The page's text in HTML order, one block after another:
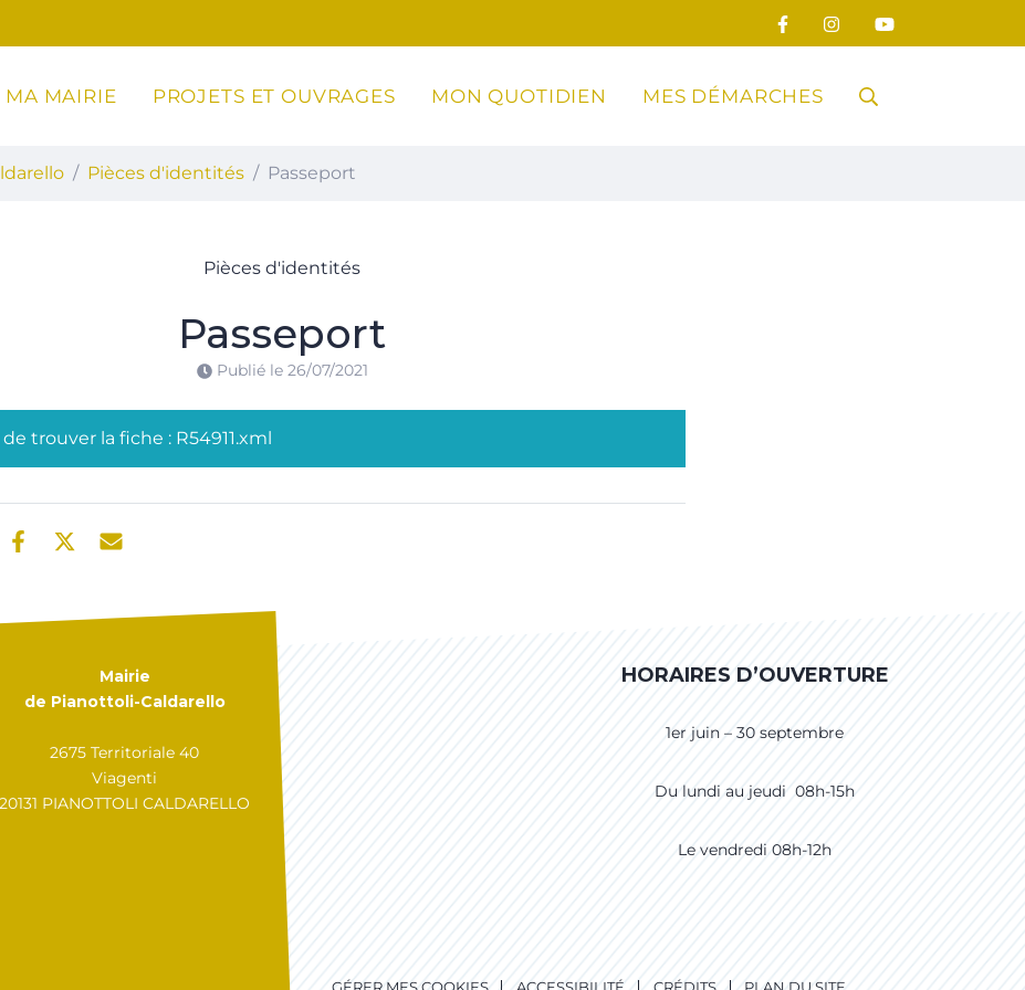
Caldarello
MA MAIRIE PROJETS ET OUVRAGES MON QUOTIDIEN MES DÉMARCHES RECHERCHE
Pièces d'identités Passeport
Pièces d'identités
Passeport
Publié le 26/07/2021
trouver la fiche : R54911.xml
Mairie
de Pianottoli-Caldarello
2675 Territoriale 40
Viagenti
20131 PIANOTTOLI CALDARELLO
HORAIRES D’OUVERTURE
1er juin – 30 septembre
Du lundi au jeudi 08h-15h
Le vendredi 08h-12h